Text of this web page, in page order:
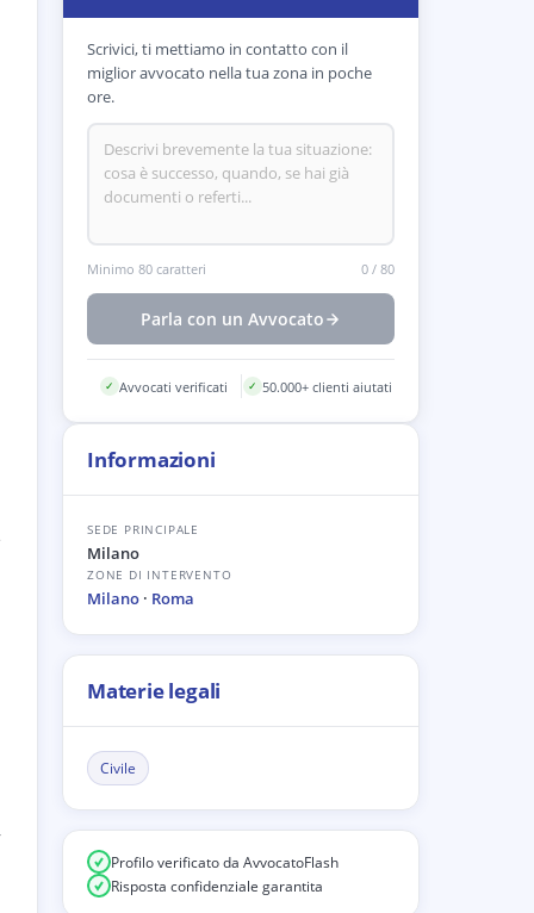
Scrivici, ti mettiamo in contatto con il
miglior avvocato nella tua zona in poche
ore.
Minimo 80 caratteri 0 / 80
Parla con un Avvocato
✓ Avvocati verificati ✓ 50.000+ clienti aiutati
Informazioni
SEDE PRINCIPALE
Milano
ZONE DI INTERVENTO
Milano · Roma
Materie legali
Civile
Profilo verificato da AvvocatoFlash
Risposta confidenziale garantita